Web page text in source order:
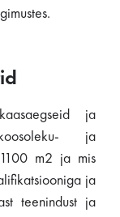
ja
ja
m2 ja mis
ja
teenindust ja